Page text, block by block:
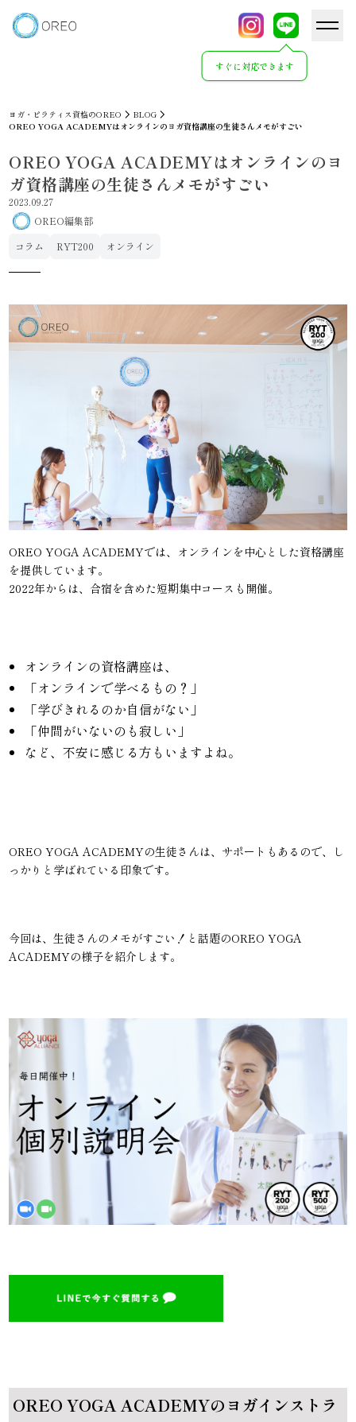
すぐに対応できます
ヨガ・ピラティス資格のOREO
BLOG
OREO YOGA ACADEMYはオンラインのヨガ資格講座の生徒さんメモがすごい
OREO YOGA ACADEMYはオンラインのヨ
ガ資格講座の生徒さんメモがすごい
2023.09.27
OREO編集部
コラム
RYT200 オンライン
OREO YOGA ACADEMYでは、オンラインを中心とした資格講座
を提供しています。
2022年からは、合宿を含めた短期集中コースも開催。
オンラインの資格講座は、
「オンラインで学べるもの？」
「学びきれるのか自信がない」
「仲間がいないのも寂しい」
など、不安に感じる方もいますよね。
OREO YOGA ACADEMYの生徒さんは、サポートもあるので、し
っかりと学ばれている印象です。
今回は、生徒さんのメモがすごい！と話題のOREO YOGA
ACADEMYの様子を紹介します。
OREO YOGA ACADEMYのヨガインストラ